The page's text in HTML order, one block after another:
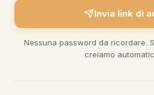
Invia link di
Nessuna password da ricordare.
creiamo